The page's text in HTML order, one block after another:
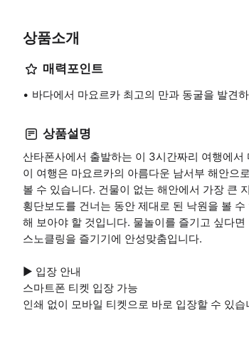
상품소개
매력포인트
바다에서 마요르카 최고의 만과 동굴을 발견
상품설명
산타폰사에서 출발하는 이 3시간짜리 여행에
이 여행은 마요르카의 아름다운 남서부 해안으
볼 수 있습니다. 건물이 없는 해안에서 가장 큰
횡단보도를 건너는 동안 제대로 된 낙원을 볼
해 보아야 할 것입니다. 물놀이를 즐기고 싶다
스노클링을 즐기기에 안성맞춤입니다.
▶ 입장 안내
스마트폰 티켓 입장 가능
인쇄 없이 모바일 티켓으로 바로 입장할 수 있습